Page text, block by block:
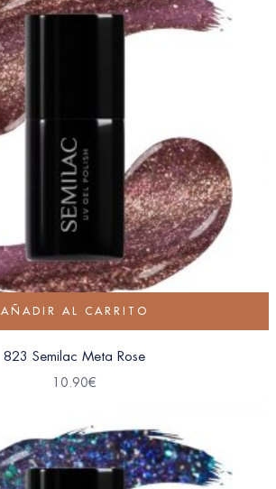
AÑADIR AL CARRITO
823 Semilac Meta Rose
10.90€